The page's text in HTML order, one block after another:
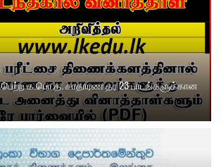
க.பொ.த. சாதாரண தர 23 பாடங்களுக்கான